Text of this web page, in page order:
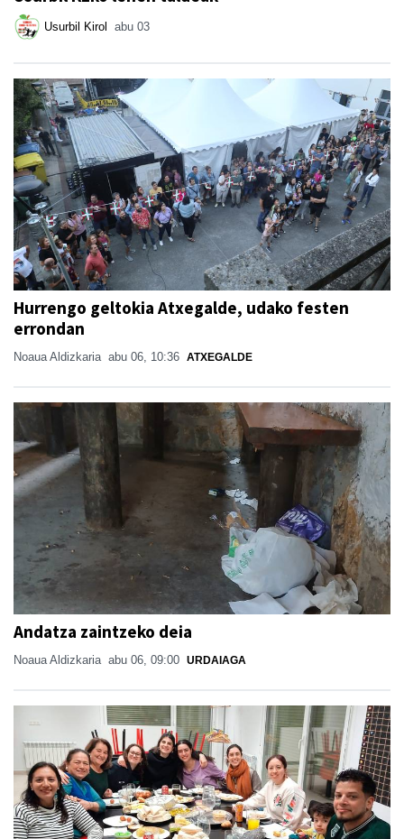
Usurbil Kirol abu 03
Hurrengo geltokia Atxegalde, udako festen
errondan
Noaua Aldizkaria abu 06, 10:36 ATXEGALDE
Andatza zaintzeko deia
Noaua Aldizkaria abu 06, 09:00 URDAIAGA